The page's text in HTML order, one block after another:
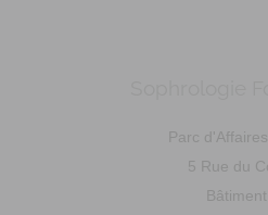
Parc
5 Rue du